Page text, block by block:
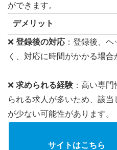
ができます。
デメリット
❌ 登録後の対応 ：登録後、
く、対応に時間がかかる場合
❌ 求められる経験 ：高い専
られる求人が多いため、該
が少ない可能性があります。
doda
サイトは